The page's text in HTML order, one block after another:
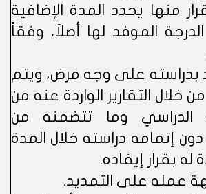
منها يحدد المدة الإضافية
الموفد لها أصلاً، وفقاً
بدراسته على وجه مرض، ويتم
خلال التقارير الواردة عنه من
الدراسي وما تتضمنه من
إتمامه دراسته خلال المدة
له بقرار إيفاده.
عمله على التمديد.